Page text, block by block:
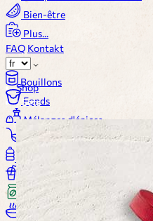
Bien-être
Plus...
FAQ Kontakt
Bouillons
Fonds
Mélanges d'épices
Sauces
Boissons
Café
Soupes
Shop
〉 Sets